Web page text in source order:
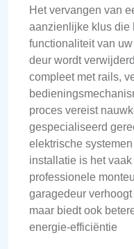
Het vervangen van
aanzienlijke klus die
functionaliteit van
deur wordt
compleet met rails,
proces vereist
gespecialiseerd
elektrische
installatie is het
professionele
garagedeur
maar biedt ook
energie-efficiëntie